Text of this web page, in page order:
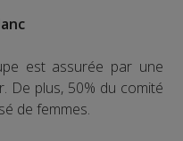
est assurée par une
De plus, 50% du comité
de femmes.